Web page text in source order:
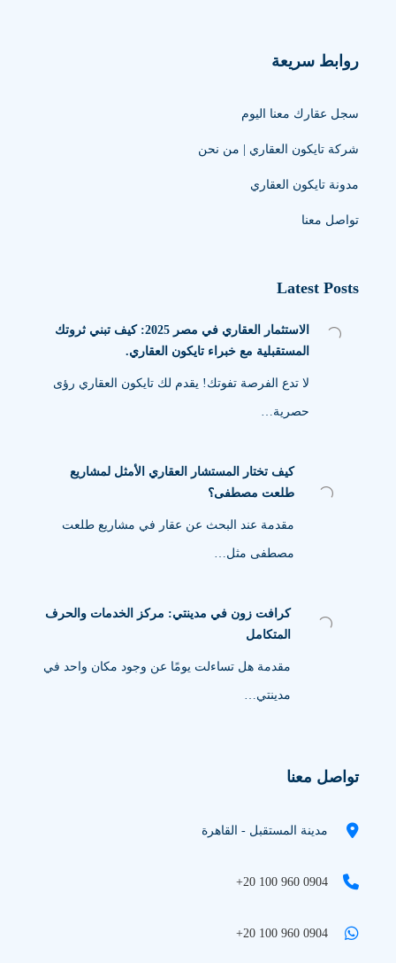
روابط سريعة
سجل عقارك معنا اليوم
شركة تايكون العقاري | من نحن
مدونة تايكون العقاري
تواصل معنا
Latest Posts
الاستثمار العقاري في مصر 2025: كيف تبني ثروتك
المستقبلية مع خبراء تايكون العقاري.
لا تدع الفرصة تفوتك! يقدم لك تايكون العقاري رؤى
حصرية…
كيف تختار المستشار العقاري الأمثل لمشاريع
طلعت مصطفى؟
مقدمة عند البحث عن عقار في مشاريع طلعت
مصطفى مثل…
كرافت زون في مدينتي: مركز الخدمات والحرف
المتكامل
مقدمة هل تساءلت يومًا عن وجود مكان واحد في
مدينتي…
تواصل معنا
مدينة المستقبل - القاهرة
+20 100 960 0904
+20 100 960 0904